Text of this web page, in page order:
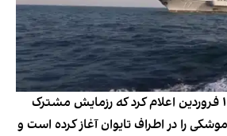
ارتش چین سه‌شنبه ۱۲ فروردین اعلام کرد که رزمایش مشترک
را در اطراف تایوان آغاز کرده است و